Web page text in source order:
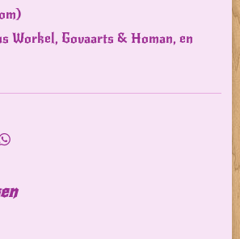
Workel, Govaarts & Homan, en
D
e
n